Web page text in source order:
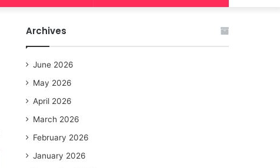
Archives
June 2026
May 2026
April 2026
March 2026
February 2026
January 2026